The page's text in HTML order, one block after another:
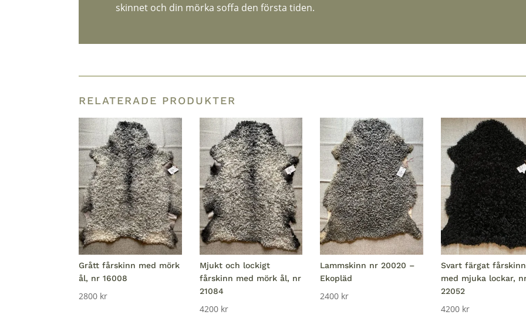
skinnet och din mörka soffa den första tiden.
RELATERADE PRODUKTER
Grått fårskinn med mörk
ål, nr 16008
2800 kr
Mjukt och lockigt
fårskinn med mörk ål, nr
21084
4200 kr
Lammskinn nr 20020 –
Ekopläd
2400 kr
Svart färgat fårskinn
med mjuka lockar,
22052
4200 kr